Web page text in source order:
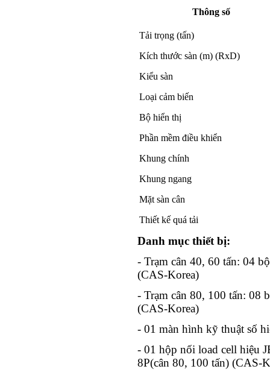
Thông số
Tải trọng (tấn)
Kích thước sàn (m) (RxD)
Kiểu sàn
Loại cảm biến
Bộ hiển thị
Phần mềm điều khiển
Khung chính
Khung ngang
Mặt sàn cân
Thiết kế quá tải
Danh mục thiết bị:
- Trạm cân 40, 60 tấn: 04
(CAS-Korea)
- Trạm cân 80, 100 tấn: 08
(CAS-Korea)
- 01 màn hình kỹ thuật số
- 01 hộp nối load cell hiệu
8P(cân 80, 100 tấn) (CAS-